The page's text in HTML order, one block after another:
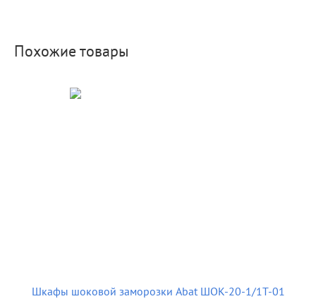
Похожие товары
Шкафы шоковой заморозки Abat ШОК-20-1/1Т-01